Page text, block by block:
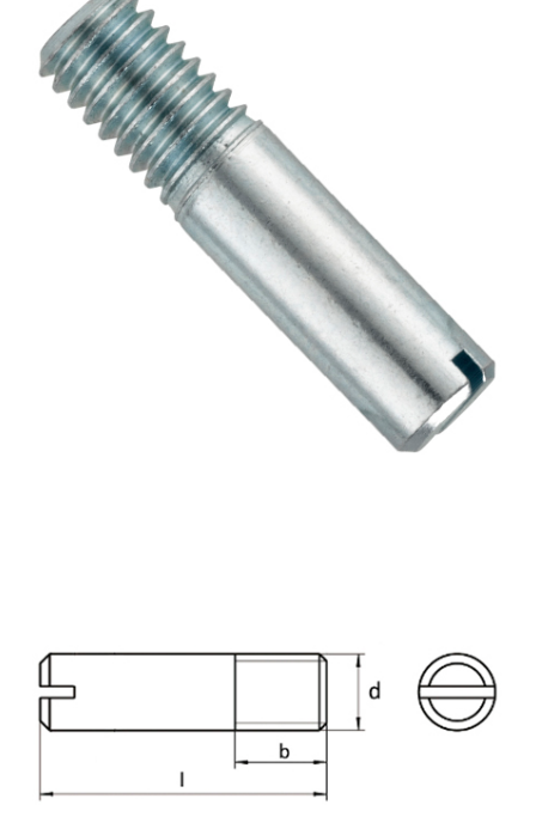
ОПЛАТА И ДОСТАВКА
НАШИ МАГАЗИНЫ
Втулки
Гайки
Дюбели
Дюймовый крепёж
Заклепки (Гайки-Заклепки)
Крюки, кольца с метрической резьбой
Пробки
Саморезы и шурупы
Стопорные кольца